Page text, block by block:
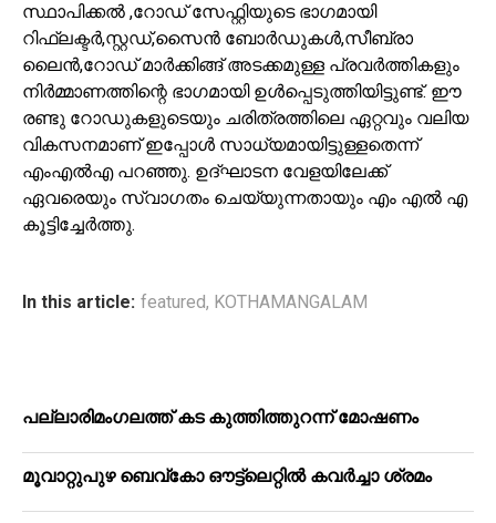
സ്ഥാപിക്കൽ ,റോഡ് സേഫ്റ്റിയുടെ ഭാഗമായി
റിഫ്ലക്ടർ,സ്റ്റഡ്,സൈൻ ബോർഡുകൾ,സീബ്രാ
ലൈൻ,റോഡ് മാർക്കിങ്ങ് അടക്കമുള്ള പ്രവർത്തികളും
നിർമ്മാണത്തിന്റെ ഭാഗമായി ഉൾപ്പെടുത്തിയിട്ടുണ്ട്. ഈ
രണ്ടു റോഡുകളുടെയും ചരിത്രത്തിലെ ഏറ്റവും വലിയ
വികസനമാണ് ഇപ്പോൾ സാധ്യമായിട്ടുള്ളതെന്ന്
എംഎൽഎ പറഞ്ഞു. ഉദ്ഘാടന വേളയിലേക്ക്
ഏവരെയും സ്വാഗതം ചെയ്യുന്നതായും എം എൽ എ
കൂട്ടിച്ചേർത്തു.
In this article: featured, KOTHAMANGALAM
പ​ല്ലാ​രി​മം​ഗ​ല​ത്ത് ക​ട കു​ത്തി​ത്തുറ​ന്ന് മോ​ഷ​ണം
മൂ​വാ​റ്റു​പു​ഴ ബെ​വ്കോ ഔ​ട്ട്‌​ലെ​റ്റിൽ കവർച്ചാ ശ്രമം